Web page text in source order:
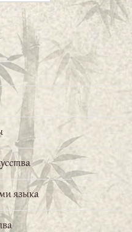
языка
Серебряков Павел
нам очень сильного
преподавателя,
языком. Он
доходчиво, поэтому
языка, как
Баранова Мария